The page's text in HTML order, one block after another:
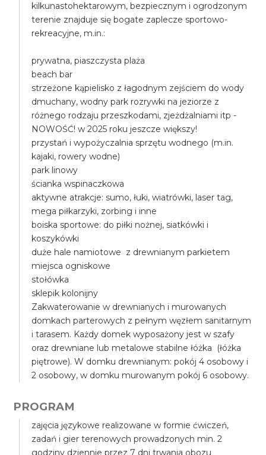
kilkunastohektarowym, bezpiecznym i ogrodzonym
terenie znajduje się bogate zaplecze sportowo-
rekreacyjne, m.in.:
prywatna, piaszczysta plaża
beach bar
strzeżone kąpielisko z łagodnym zejściem do wody
dmuchany, wodny park rozrywki na jeziorze z
różnego rodzaju przeszkodami, zjeżdżalniami itp -
NOWOŚĆ! w 2025 roku jeszcze większy!
przystań i wypożyczalnia sprzętu wodnego (m.in.
kajaki, rowery wodne)
park linowy
ścianka wspinaczkowa
aktywne atrakcje: sumo, łuki, wiatrówki, laser tag,
mega piłkarzyki, zorbing i inne
boiska sportowe: do piłki nożnej, siatkówki i
koszykówki
duże hale namiotowe z drewnianym parkietem
miejsca ogniskowe
stołówka
sklepik kolonijny
Zakwaterowanie w drewnianych i murowanych
domkach parterowych z pełnym węzłem sanitarnym
i tarasem. Każdy domek wyposażony jest w szafy
oraz drewniane lub metalowe stabilne łóżka (łóżka
piętrowe). W domku drewnianym: pokój 4 osobowy i
2 osobowy, w domku murowanym pokój 6 osobowy.
PROGRAM
zajęcia językowe realizowane w formie ćwiczeń,
zadań i gier terenowych prowadzonych min. 2
godziny dziennie przez 7 dni trwania obozu